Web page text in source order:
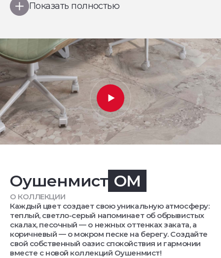
Показать полностью
Оушенмист OM
О КОЛЛЕКЦИИ
Каждый цвет создает свою уникальную атмосферу:
теплый, светло-серый напоминает об обрывистых
скалах, песочный — о нежных оттенках заката, а
коричневый — о мокром песке на берегу. Создайте
свой собственный оазис спокойствия и гармонии
вместе с новой коллекций Оушенмист!